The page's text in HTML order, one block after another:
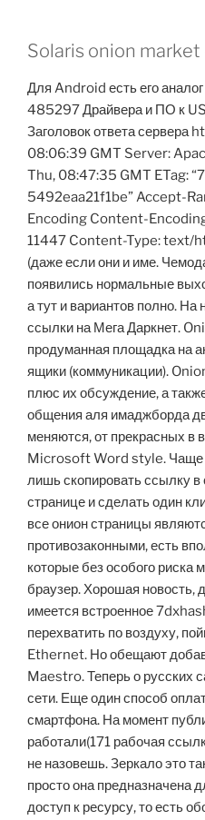
Solaris onion market
Для Android есть его
485297 Драйвера и ПО к
Заголовок ответа сервера
08:06:39 GMT Server:
Thu, 08:47:35 GMT ETag:
5492eaa21f1be” Accept-
Encoding Content-
11447 Content-Type: text/
(даже если они и име.
появились нормальные
а тут и вариантов полно. На
ссылки на Мега Даркнет.
продуманная площадка на
ящики (коммуникации).
плюс их обсуждение, а
общения аля имаджборда
меняются, от прекрасных в
Microsoft Word style. Чаще
лишь скопировать ссылку в
странице и сделать один
все онион страницы
противозаконными, есть
которые без особого риска
браузер. Хорошая новость,
имеется встроенное
перехватить по воздуху,
Ethernet. Но обещают
Maestro. Теперь о русских
сети. Еще один способ
смартфона. На момент
работали(171 рабочая
не назовешь. Зеркало это
просто она предназначена
доступ к ресурсу, то есть